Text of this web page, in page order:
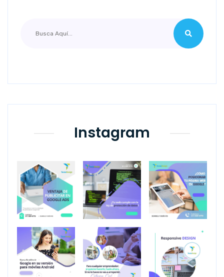
Instagram